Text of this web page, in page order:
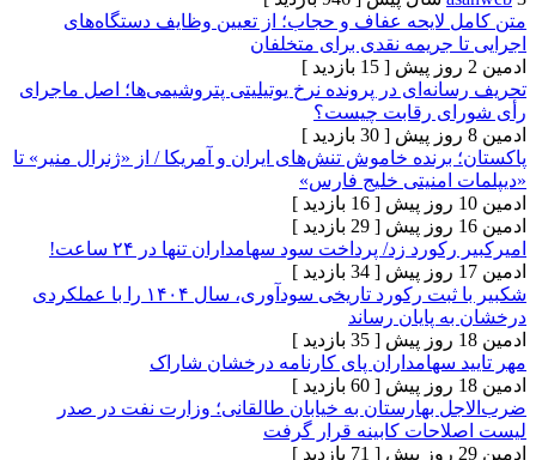
عفاف و حجاب؛ از تعیین وظایف دستگاه‌های
نقدی برای متخلفان
[ 15 بازدید ]
در پرونده نرخ یوتیلیتی پتروشیمی‌ها؛ اصل ماجرای
رقابت چیست؟
[ 30 بازدید ]
خاموش تنش‌های ایران و آمریکا / از «ژنرال منیر» تا
خلیج فارس»
[ 16 بازدید ]
[ 29 بازدید ]
زد/ پرداخت سود سهامداران تنها در ۲۴ ساعت!
[ 34 بازدید ]
شکبیر با ثبت رکورد تاریخی سودآوری، سال ۱۴۰۴ را با عملکردی
رساند
[ 35 بازدید ]
سهامداران پای کارنامه درخشان شاراک
[ 60 بازدید ]
به خیابان طالقانی؛ وزارت نفت در صدر
کابینه قرار گرفت
[ 71 بازدید ]